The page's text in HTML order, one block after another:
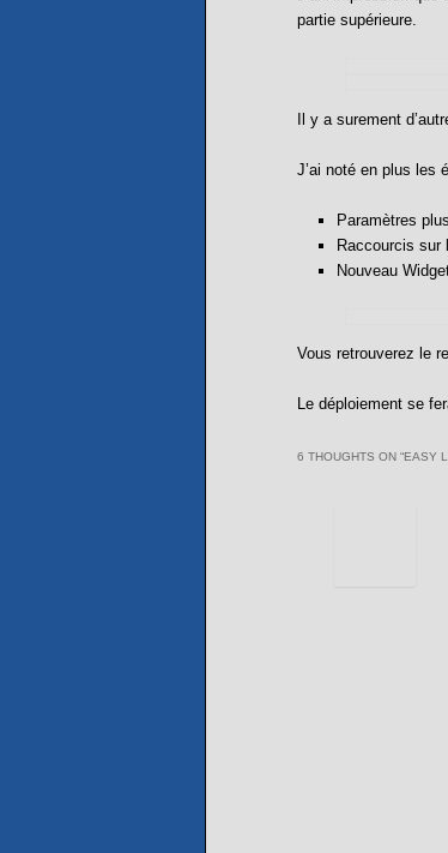
partie supérieure.
Il y a surement
J’ai noté en plus les
Paramètres
Raccourcis sur
Nouveau
Vous retrouverez le
Le déploiement se
6 THOUGHTS ON “EASY